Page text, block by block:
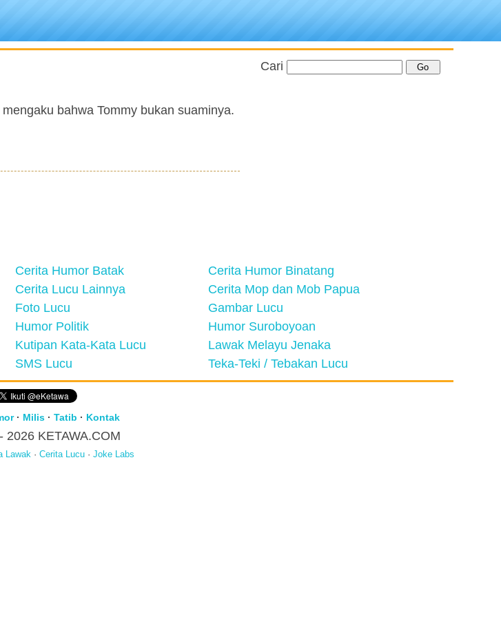
bahwa Tommy bukan suaminya.
Cari
Cerita Humor Batak
Cerita Humor Binatang
Cerita Lucu Lainnya
Cerita Mop dan Mob Papua
Foto Lucu
Gambar Lucu
Humor Politik
Humor Suroboyoan
Kutipan Kata-Kata Lucu
Lawak Melayu Jenaka
SMS Lucu Teka-Teki / Tebakan Lucu
· Milis · Tatib · Kontak
2026 KETAWA.COM
Lawak · Cerita Lucu · Joke Labs